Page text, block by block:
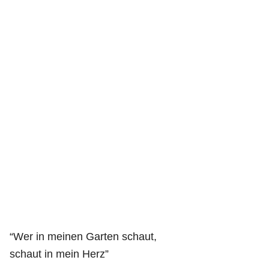
“Wer in meinen Garten schaut,
schaut in mein Herz”